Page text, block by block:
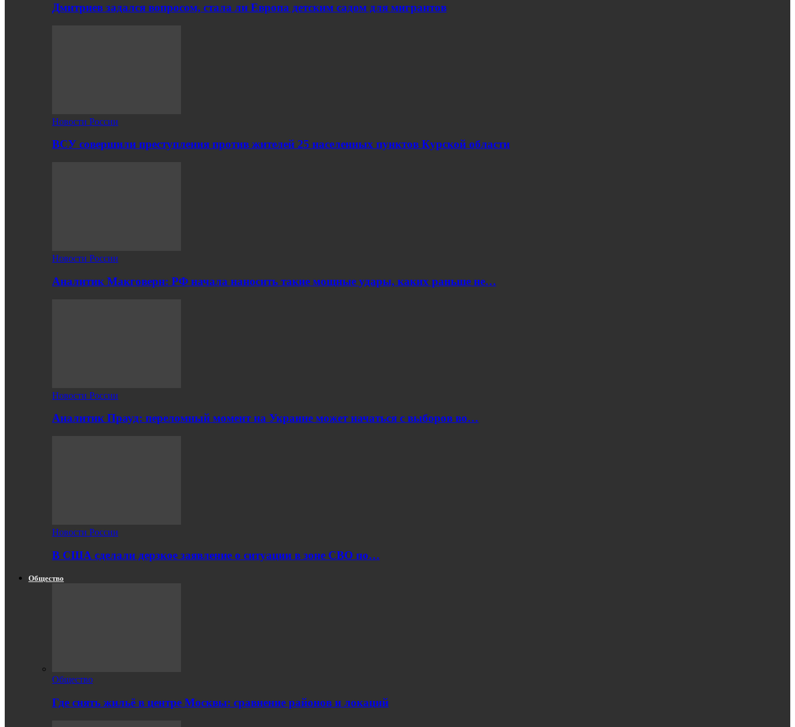
Дмитриев задался вопросом, стала ли Европа детским садом для мигрантов
Новости России
ВСУ совершили преступления против жителей 25 населенных пунктов Курской области
Новости России
Аналитик Макговерн: РФ начала наносить такие мощные удары, каких раньше не…
Новости России
Аналитик Прауд: переломный момент на Украине может начаться с выборов во…
Новости России
В США сделали дерзкое заявление о ситуации в зоне СВО по…
Общество
Общество
Где снять жильё в центре Москвы: сравнение районов и локаций